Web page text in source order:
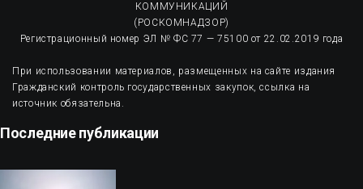
КОММУНИКАЦИЙ
(РОСКОМНАДЗОР)
Регистрационный номер ЭЛ № ФС 77 — 75100 от 22.02.2019 года
При использовании материалов, размещенных на сайте издания
Гражданский контроль государственных закупок, ссылка на
источник обязательна.
Последние публикации